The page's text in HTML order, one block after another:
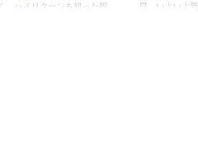
、ハイリターンを狙った投
日、いよいよ